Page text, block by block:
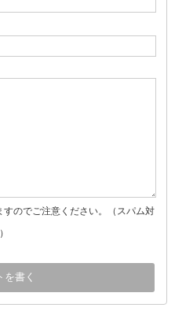
のでご注意ください。（スパム対